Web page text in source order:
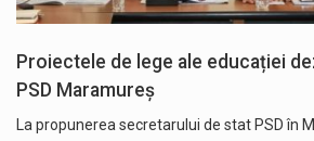
Proiectele de lege ale educației
PSD Maramureș
La propunerea secretarului de stat PSD în